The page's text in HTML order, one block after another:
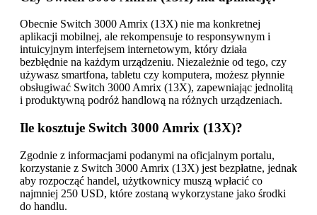
Obecnie Switch 3000 Amrix (13X) nie ma konkretnej
aplikacji mobilnej, ale rekompensuje to responsywnym i
intuicyjnym interfejsem internetowym, który działa
bezbłędnie na każdym urządzeniu. Niezależnie od tego, czy
używasz smartfona, tabletu czy komputera, możesz płynnie
obsługiwać Switch 3000 Amrix (13X), zapewniając jednolitą
i produktywną podróż handlową na różnych urządzeniach.
Ile kosztuje Switch 3000 Amrix (13X)?
Zgodnie z informacjami podanymi na oficjalnym portalu,
korzystanie z Switch 3000 Amrix (13X) jest bezpłatne, jednak
aby rozpocząć handel, użytkownicy muszą wpłacić co
najmniej 250 USD, które zostaną wykorzystane jako środki
do handlu.